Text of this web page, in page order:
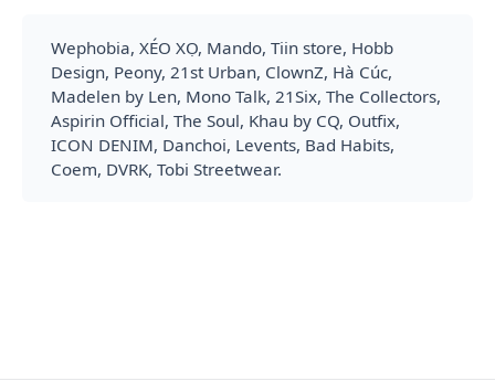
Wephobia, XÉO XỌ, Mando, Tiin store, Hobb
Design, Peony, 21st Urban, ClownZ, Hà Cúc,
Madelen by Len, Mono Talk, 21Six, The Collectors,
Aspirin Official, The Soul, Khau by CQ, Outfix,
ICON DENIM, Danchoi, Levents, Bad Habits,
Coem, DVRK, Tobi Streetwear.